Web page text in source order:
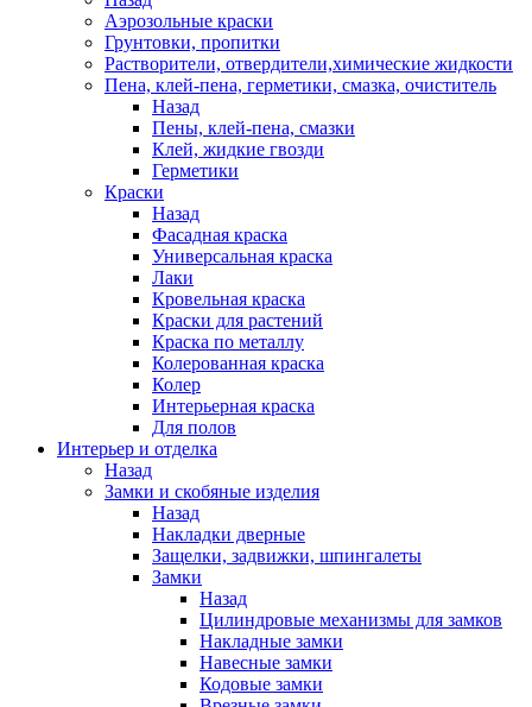
Аэрозольные краски
Грунтовки, пропитки
Растворители, отвердители,химические жидкости
Пена, клей-пена, герметики, смазка, очиститель
Назад
Пены, клей-пена, смазки
Клей, жидкие гвозди
Герметики
Краски
Назад
Фасадная краска
Универсальная краска
Лаки
Кровельная краска
Краски для растений
Краска по металлу
Колерованная краска
Колер
Интерьерная краска
Для полов
Интерьер и отделка
Назад
Замки и скобяные изделия
Назад
Накладки дверные
Защелки, задвижки, шпингалеты
Замки
Назад
Цилиндровые механизмы для замков
Накладные замки
Навесные замки
Кодовые замки